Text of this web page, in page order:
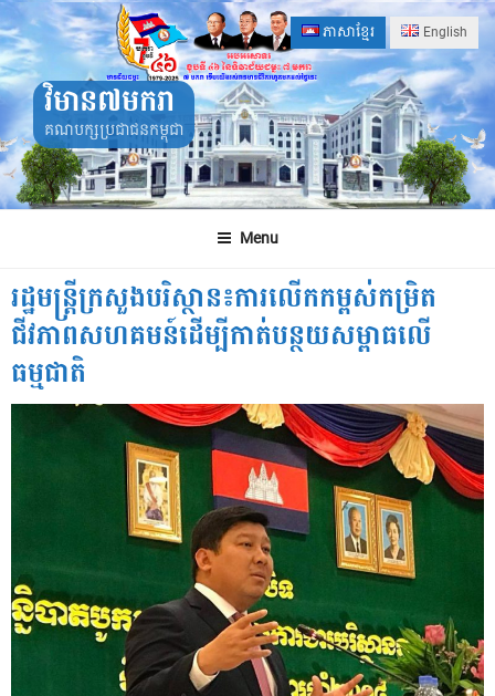
Skip
to
content
ភាសាខ្មែរ English
វិមាន៧មករា
គណបក្សប្រជាជនកម្ពុជា
Menu
រដ្ឋមន្ត្រីក្រសួងបរិស្ថាន៖ការលើកកម្ពស់កម្រិត
ជីវភាពសហគមន៍ដើម្បីកាត់បន្ថយសម្ពាធលើ
ធម្មជាតិ